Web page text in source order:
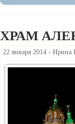
ХРАМ
22 января 2014 - Ирина